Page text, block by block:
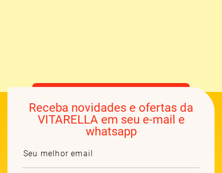
Receba novidades e ofertas da
VITARELLA em seu e-mail e
whatsapp